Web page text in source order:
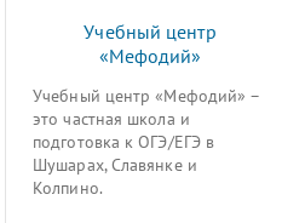
Учебный центр
«Мефодий»
Учебный центр «Мефодий» –
это частная школа и
подготовка к ОГЭ/ЕГЭ в
Шушарах, Славянке и
Колпино.